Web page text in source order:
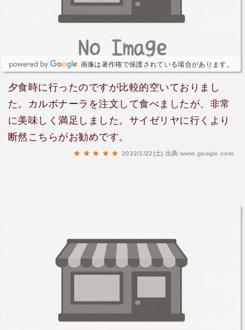
画像は著作権で保護されている場合があります。
夕食時に行ったのですが比較的空いておりまし
た。カルボナーラを注文して食べましたが、非常
に美味しく満足しました。サイゼリヤに行くより
断然こちらがお勧めです。
2022/1/22(土) 出典:www.google.com